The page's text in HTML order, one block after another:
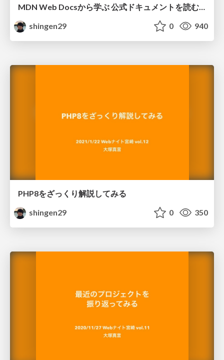
MDN Web Docsから学ぶ 公式ドキュメントを読むメリット
shingen29
0 940
PHP8をざっくり解説してみる
shingen29
0 350